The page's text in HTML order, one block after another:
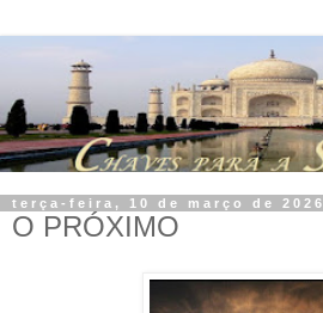
terça-feira, 10 de março de 2026
O PRÓXIMO